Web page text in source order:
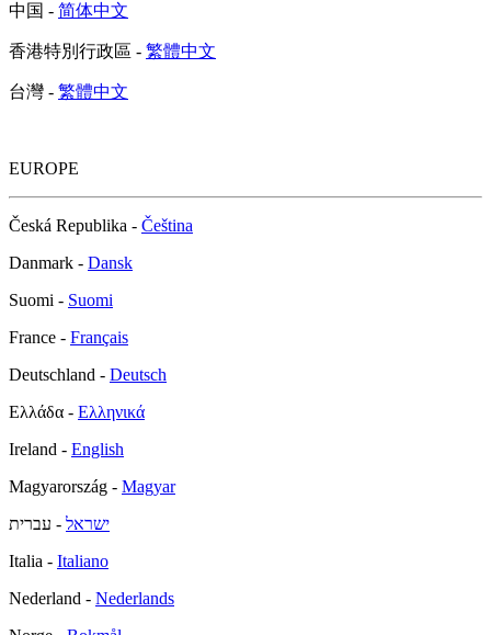
中国 - 简体中文
香港特別行政區 - 繁體中文
台灣 - 繁體中文
EUROPE
Česká Republika - Čeština
Danmark - Dansk
Suomi - Suomi
France - Français
Deutschland - Deutsch
Ελλάδα - Ελληνικά
Ireland - English
Magyarország - Magyar
ישראל - עברית
Italia - Italiano
Nederland - Nederlands